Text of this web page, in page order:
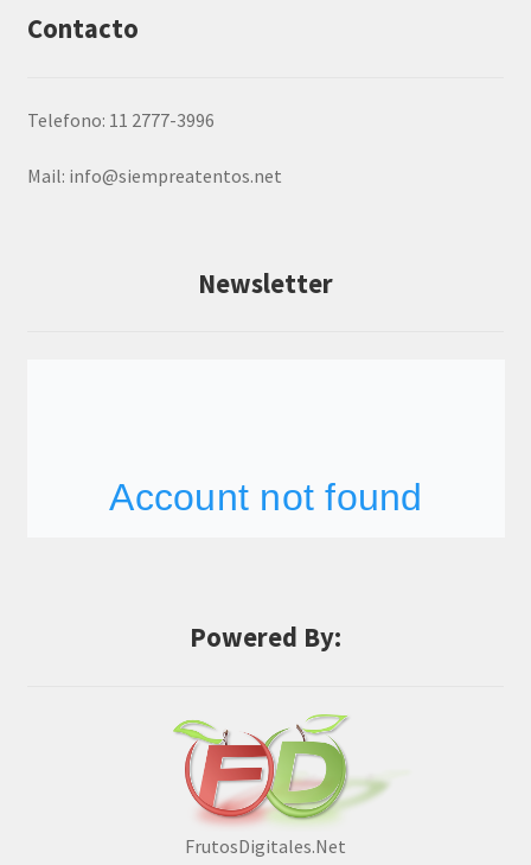
Contacto
Telefono: 11 2777-3996
Mail: info@siempreatentos.net
Newsletter
Powered By:
FrutosDigitales.Net